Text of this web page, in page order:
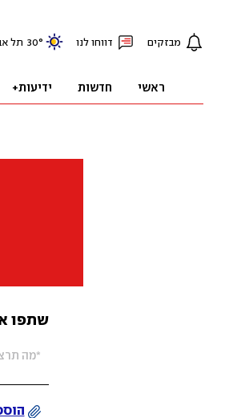
מבזקים דווחו לנו 30° תל
ראשי חדשות ידיעות+
שתפו